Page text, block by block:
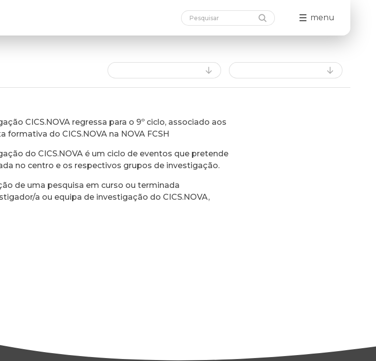
menu
CICS.NOVA regressa para o 9º ciclo, associado aos
do CICS.NOVA na NOVA FCSH
do CICS.NOVA é um ciclo de eventos que pretende
no centro e os respectivos grupos de investigação.
de uma pesquisa em curso ou terminada
a ou equipa de investigação do CICS.NOVA,